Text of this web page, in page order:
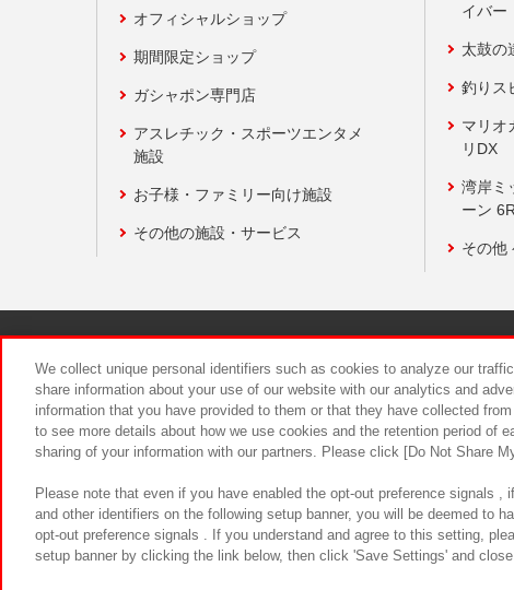
オフィシャルショップ
期間限定ショップ
ガシャポン専門店
アスレチック・スポーツエンタメ
施設
お子様・ファミリー向け施設
その他の施設・サービス
イバー
太鼓の
釣りス
マリオ
リDX
湾岸ミ
ーン
その他
食品のご提供
We collect unique personal identifiers such as cookies to analyze our
share information about your use of our website with our analytics and
information that you have provided to them or that they have collected
to see more details about how we use cookies and the retention period of
sharing of your information with our partners. Please click [Do Not Share
Please note that even if you have enabled the opt-out preference signals ,
and other identifiers on the following setup banner, you will be deemed to
opt-out preference signals . If you understand and agree to this setting,
setup banner by clicking the link below, then click 'Save Settings' and close